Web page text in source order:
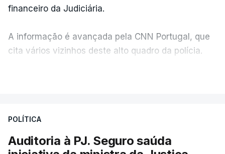
financeiro da Judiciária.
A informação é avançada pela CNN Portugal, que
cita vários vizinhos deste alto quadro da polícia.
apreendido numa operação de droga.
POLÍTICA
Auditoria à PJ. Seguro saúda